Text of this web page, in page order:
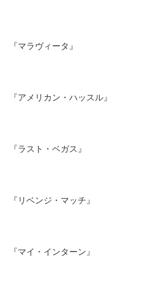
『マラヴィータ』
『アメリカン・ハッスル』
『ラスト・ベガス』
『リベンジ・マッチ』
『マイ・インターン』